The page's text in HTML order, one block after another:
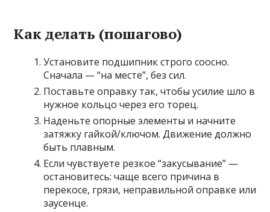
Как делать (пошагово)
Установите подшипник строго соосно.
Сначала — “на месте”, без сил.
Поставьте оправку так, чтобы усилие шло в
нужное кольцо через его торец.
Наденьте опорные элементы и начните
затяжку гайкой/ключом. Движение должно
быть плавным.
Если чувствуете резкое “закусывание” —
остановитесь: чаще всего причина в
перекосе, грязи, неправильной оправке или
заусенце.